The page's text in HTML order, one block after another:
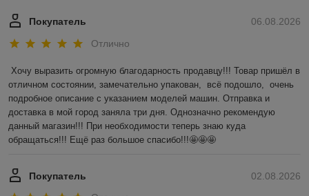
06.08.2026
Покупатель
Отлично
Хочу выразить огромную благодарность продавцу!!! Товар пришёл в
отличном состоянии, замечательно упакован,  всё подошло,  очень
подробное описание с указанием моделей машин. Отправка и
доставка в мой город заняла три дня. Однозначно рекомендую
данный магазин!!! При необходимости теперь знаю куда
обращаться!!! Ещё раз большое спасибо!!!🤩🤩🤩
02.08.2026
Покупатель